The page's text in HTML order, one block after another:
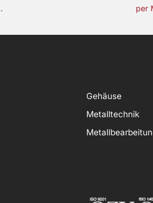
.
per
Gehäuse
Metalltechnik